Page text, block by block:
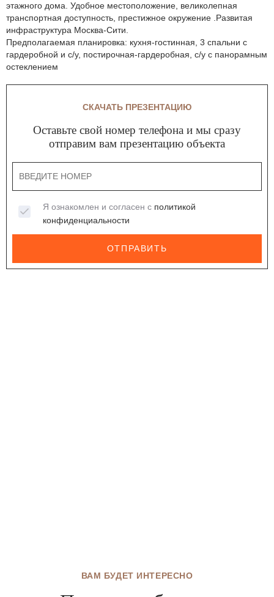
этажного дома. Удобное местоположение, великолепная
транспортная доступность, престижное окружение .Развитая
инфраструктура Москва-Сити.
Предполагаемая планировка: кухня-гостинная, 3 спальни с
гардеробной и с/у, постирочная-гардеробная, с/у с панорамным
остеклением
СКАЧАТЬ ПРЕЗЕНТАЦИЮ
Оставьте свой номер телефона и мы сразу
отправим вам презентацию объекта
Я ознакомлен и согласен с политикой
конфиденциальности
ОТПРАВИТЬ
ВАМ БУДЕТ ИНТЕРЕСНО